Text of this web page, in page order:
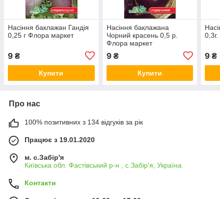
Насіння баклажан Гандія
0,25 г Флора маркет
9 ₴
Купити
Насіння баклажана
Чорний красень 0,5 р.
Флора маркет
9₴
Купити
9 ₴
Про нас
100% позитивних з 134 відгуків за рік
Працює з 19.01.2020
м. с.Забір'я
Київська обл. Фастівський р-н , с.Забір'я, Україна
Контакти